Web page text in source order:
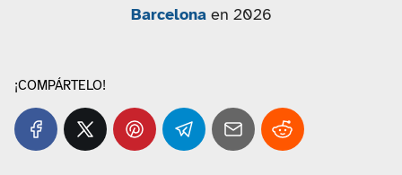
Barcelonaen 2026
¡COMPÁRTELO!